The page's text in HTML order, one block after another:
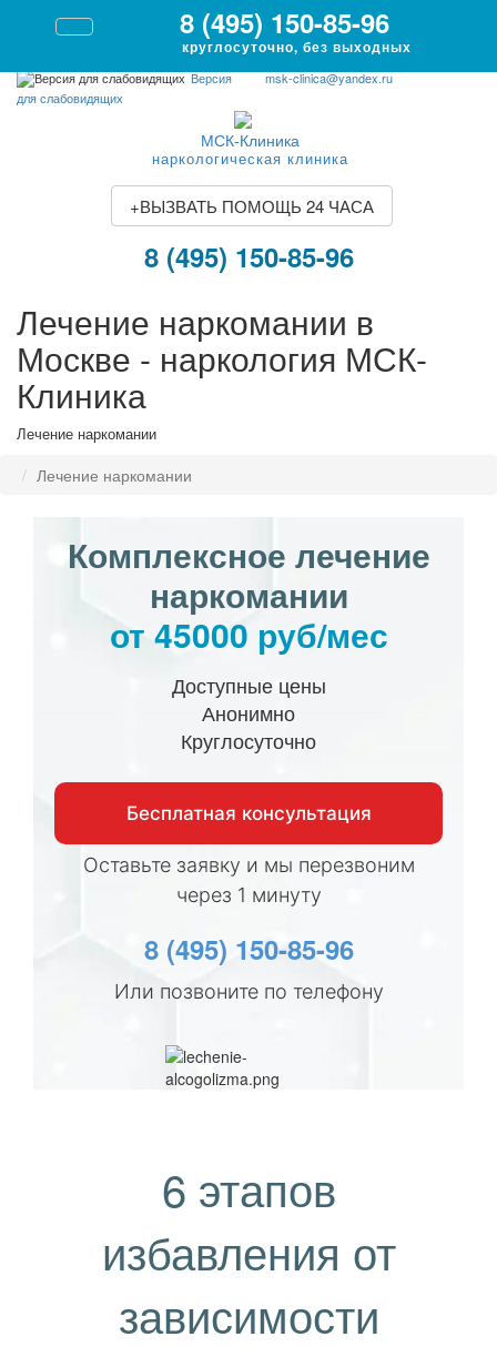
8 (495) 150-85-96
круглосуточно, без выходных
Версия
для слабовидящих
msk-clinica@yandex.ru
МСК-Клиника
наркологическая клиника
+ВЫЗВАТЬ ПОМОЩЬ 24 ЧАСА
8 (495) 150-85-96
Лечение наркомании в
Москве - наркология МСК-
Клиника
Лечение наркомании
Лечение наркомании
Комплексное лечение
наркомании
от 45000 руб/мес
Доступные цены
Анонимно
Круглосуточно
Бесплатная консультация
Оставьте заявку и мы перезвоним
через 1 минуту
8 (495) 150-85-96
Или позвоните по телефону
6 этапов
избавления от
зависимости